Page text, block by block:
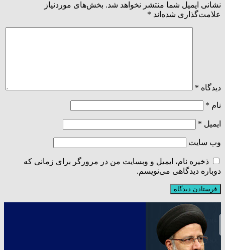
نشانی ایمیل شما منتشر نخواهد شد. بخش‌های موردنیاز
علامت‌گذاری شده‌اند *
دیدگاه *
نام *
ایمیل *
وب‌ سایت
ذخیره نام، ایمیل و وبسایت من در مرورگر برای زمانی که
دوباره دیدگاهی می‌نویسم.